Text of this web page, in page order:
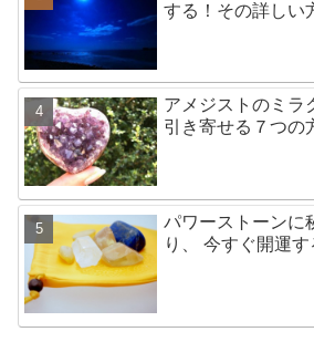
する！その詳しい
アメジストのミラ
引き寄せる７つの
パワーストーンに
り、 今すぐ開運